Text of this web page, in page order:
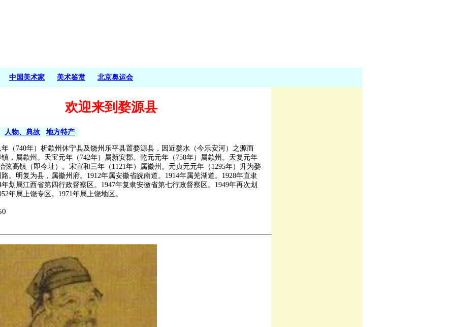
中国美术家 美术鉴赏 北京奥运会
欢迎来到婺源县
人物、典故 地方特产
（740年）析歙州休宁县及饶州乐平县置婺源县，因近婺水（今乐安河）之源而
，属歙州。天宝元年（742年）属新安郡。乾元元年（758年）属歙州。天复元年
弦高镇（即今址）。宋宣和三年（1121年）属徽州。元贞元元年（1295年）升为婺
。明复为县，属徽州府。1912年属安徽省皖南道。1914年属芜湖道。1928年直隶
年划属江西省第四行政督察区。1947年复隶安徽省第七行政督察区。1949年再次划
年属上饶专区。1971年属上饶地区。